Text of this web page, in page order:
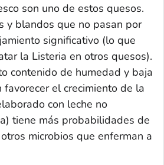
son uno de estos quesos.
y blandos que no pasan por
significativo (lo que
la Listeria en otros quesos).
contenido de humedad y baja
favorecer el crecimiento de la
con leche no
tiene más probabilidades de
microbios que enferman a